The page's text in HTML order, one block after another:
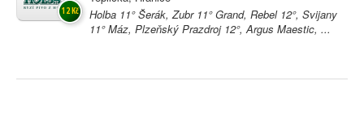
Holba 11° Šerák, Zubr 11° Grand, Rebel 12°, Svijany
11° Máz, Plzeňský Prazdroj 12°, Argus Maestic, ...
12 Kč